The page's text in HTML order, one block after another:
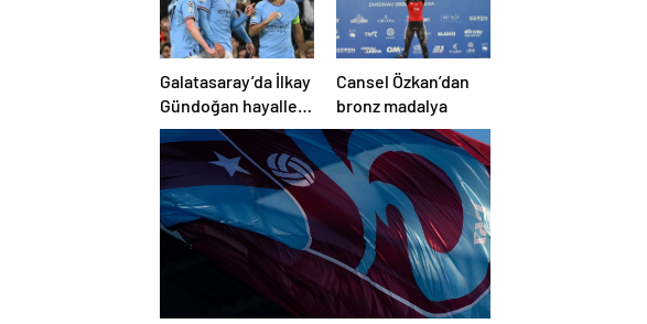
Galatasaray’da İlkay
Gündoğan hayalleri
suya düştü
Cansel Özkan’dan
bronz madalya